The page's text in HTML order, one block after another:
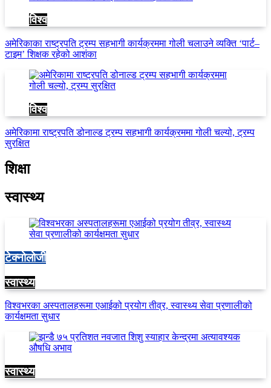
विश्व
अमेरिकाका राष्ट्रपति ट्रम्प सहभागी कार्यक्रममा गोली चलाउने व्यक्ति ‘पार्ट–
टाइम’ शिक्षक रहेको आशंका
विश्व
अमेरिकामा राष्ट्रपति डोनाल्ड ट्रम्प सहभागी कार्यक्रममा गोली चल्यो, ट्रम्प
सुरक्षित
शिक्षा
स्वास्थ्य
टेक्नोलोजी
स्वास्थ्य
विश्वभरका अस्पतालहरूमा एआईको प्रयोग तीव्र, स्वास्थ्य सेवा प्रणालीको
कार्यक्षमता सुधार
स्वास्थ्य